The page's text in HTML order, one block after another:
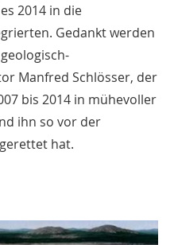
2014 in die
Gedankt werden
Manfred Schlösser, der
bis 2014 in mühevoller
ihn so vor der
hat.